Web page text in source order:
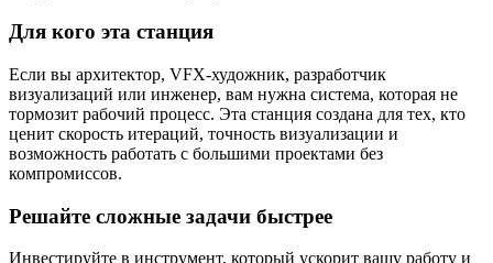
Для кого эта станция
Если вы архитектор, VFX‑художник, разработчик
визуализаций или инженер, вам нужна система, которая не
тормозит рабочий процесс. Эта станция создана для тех, кто
ценит скорость итераций, точность визуализации и
возможность работать с большими проектами без
компромиссов.
Решайте сложные задачи быстрее
Инвестируйте в инструмент, который ускорит вашу работу и